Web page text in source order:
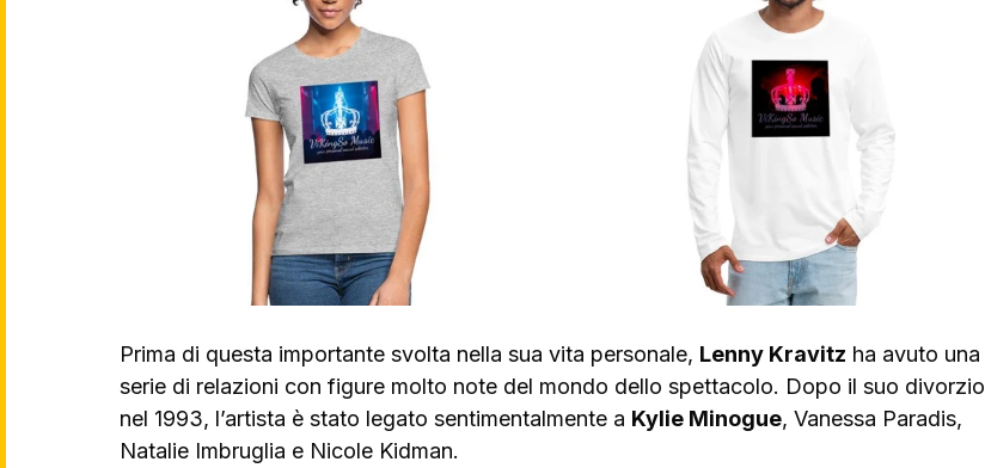
Prima di questa importante svolta nella sua vita personale, Lenny Kravitz ha avuto una
serie di relazioni con figure molto note del mondo dello spettacolo. Dopo il suo divorzio
nel 1993, l’artista è stato legato sentimentalmente a Kylie Minogue, Vanessa Paradis,
Natalie Imbruglia e Nicole Kidman.